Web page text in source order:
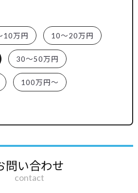
10万円 10～20万円
30～50万円
100万円～
問い合わせ
contact